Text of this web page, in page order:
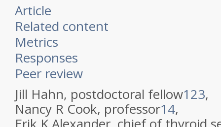
Article
Related content
Metrics
Responses
Peer review
Jill Hahn, postdoctoral fellow123,
Nancy R Cook, professor14,